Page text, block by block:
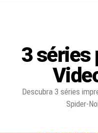
3 séries
Descubra 3 séries
Spider-